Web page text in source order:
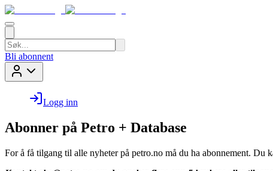
Bli abonnent
Logg inn
Abonner på Petro + Database
For å få tilgang til alle nyheter på petro.no må du ha abonnement. Du